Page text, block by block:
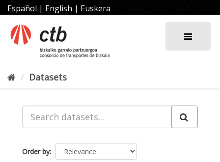
Skip
to
content
Español | English | Euskera
Datasets
Order by